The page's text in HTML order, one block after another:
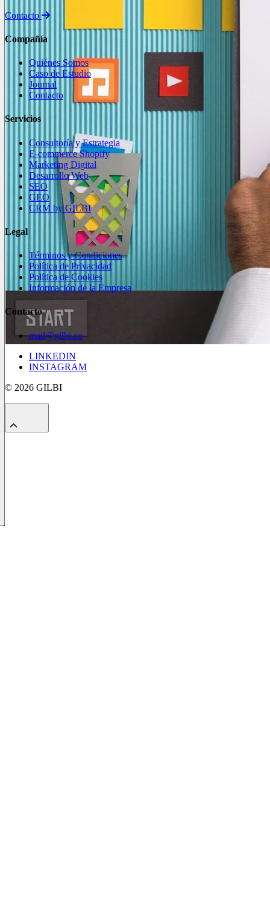
Contacto
Compañía
Quiénes Somos
Caso de Estudio
Journal
Contacto
Servicios
Consultoría y Estrategia
E-commerce Shopify
Marketing Digital
Desarrollo Web
SEO
GEO
CRM by GILBI
Legal
Términos y Condiciones
Política de Privacidad
Política de Cookies
Información de la Empresa
Contacto
mail@gilbi.co
LINKEDIN
INSTAGRAM
© 2026 GILBI